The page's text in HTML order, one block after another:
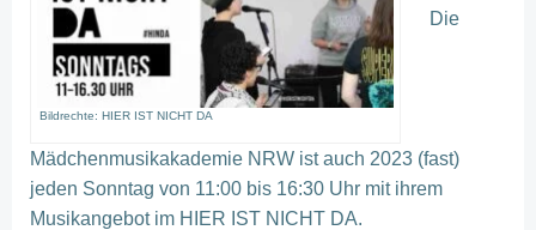
Bildrechte: HIER IST NICHT DA
Die
Mädchenmusikakademie NRW ist auch 2023 (fast)
jeden Sonntag von 11:00 bis 16:30 Uhr mit ihrem
Musikangebot im HIER IST NICHT DA.